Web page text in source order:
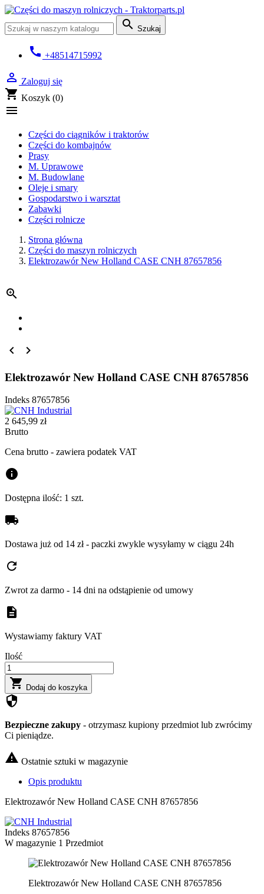
 Szukaj
call +48514715992
 Zaloguj się
shopping_cart Koszyk (0)

Części do ciągników i traktorów
Części do kombajnów
Prasy
M. Uprawowe
M. Budowlane
Oleje i smary
Gospodarstwo i warsztat
Zabawki
Części rolnicze
Strona główna
Części do maszyn rolniczych
Elektrozawór New Holland CASE CNH 87657856

 
Elektrozawór New Holland CASE CNH 87657856
Indeks 87657856
2 645,99 zł
Brutto
Cena brutto - zawiera podatek VAT
info
Dostępna ilość: 1 szt.
local_shipping
Dostawa już od 14 zł - paczki zwykle wysyłamy w ciągu 24h
refresh
Zwrot za darmo - 14 dni na odstąpienie od umowy
description
Wystawiamy faktury VAT
Ilość
 Dodaj do koszyka
security
Bezpieczne zakupy - otrzymasz kupiony przedmiot lub zwrócimy
Ci pieniądze.
 Ostatnie sztuki w magazynie
Opis produktu
Elektrozawór New Holland CASE CNH 87657856
Indeks 87657856
W magazynie 1 Przedmiot
Elektrozawór New Holland CASE CNH 87657856